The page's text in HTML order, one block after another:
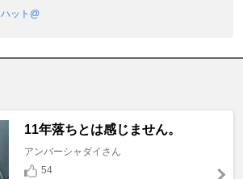
ハット@
11年落ちとは感じません。
アンバーシャダイさん
54